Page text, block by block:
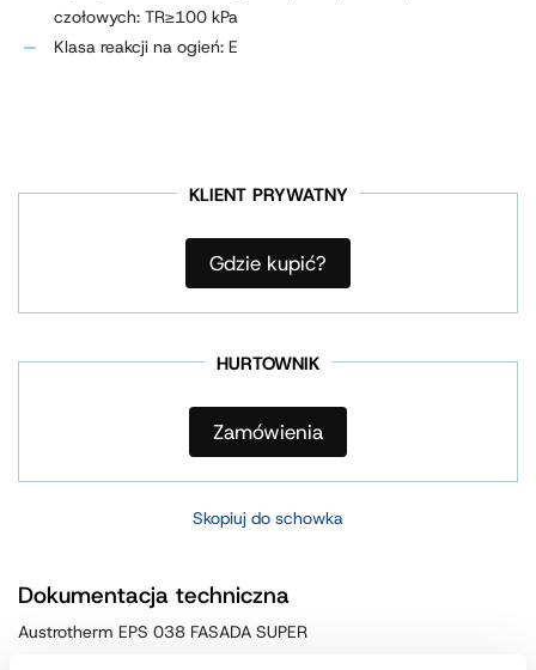
czołowych: TR≥100 kPa
Klasa reakcji na ogień: E
KLIENT PRYWATNY
Gdzie kupić?
HURTOWNIK
Zamówienia
Skopiuj do schowka
Dokumentacja techniczna
Austrotherm EPS 038 FASADA SUPER